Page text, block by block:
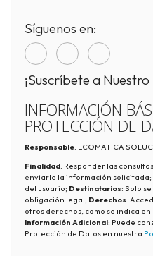
Síguenos en:
¡Suscríbete a
INFORMACIÓN
PROTECCIÓN DE
Responsable: ECOMATICA
Finalidad: Responder las
enviarle la información solicitada;
del usuario; Destinatarios: Solo
obligación legal; Derechos:
otros derechos, como se indica
Información Adicional: Puede
Protección de Datos en nuestra